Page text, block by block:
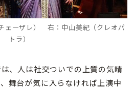
ェーザレ） 右：中山美紀（クレオパ
トラ）
、人は社交ついでの上質の気晴
舞台が気に入らなければ上演中